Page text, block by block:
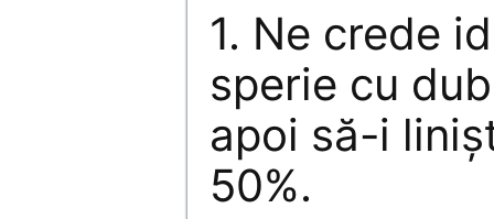
1. Ne crede
sperie cu
apoi să-i
50%.